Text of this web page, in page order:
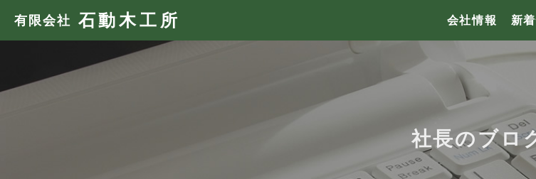
有限会社 石動木工所 会社情報 新
社長のブロ